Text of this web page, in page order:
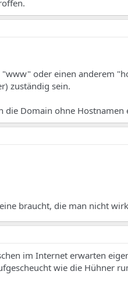
oder einen anderem
zuständig sein.
die Domain ohne
braucht, die man nicht
im Internet erwarten
wie die Hühner